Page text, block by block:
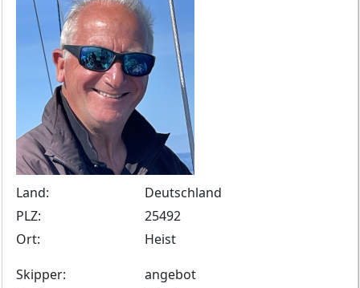
Land:
Deutschland
PLZ:
25492
Ort:
Heist
Skipper:
angebot